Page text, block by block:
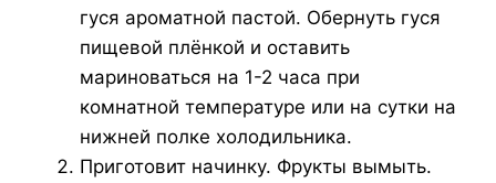
гуся ароматной пастой. Обернуть гуся
пищевой плёнкой и оставить
мариноваться на 1-2 часа при
комнатной температуре или на сутки на
нижней полке холодильника.
Приготовит начинку. Фрукты вымыть.